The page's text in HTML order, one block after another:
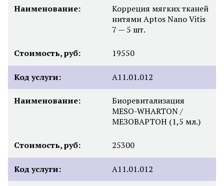
Наименование:
Корреция мягких тканей
нитями Aptos Nano Vitis
7 — 5 шт.
Стоимость, руб: 19550
Код услуги: A11.01.012
Наименование:
Биоревитализация
MESO-WHARTON /
МЕЗОВАРТОН (1,5 мл.)
Стоимость, руб: 25300
Код услуги: A11.01.012